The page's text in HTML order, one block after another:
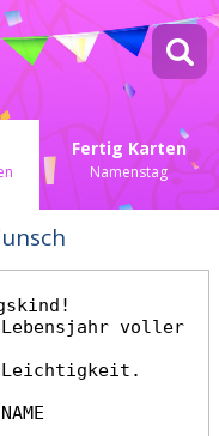
Fertig Karten
Namenstag